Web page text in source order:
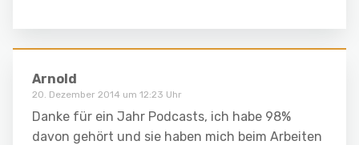
Arnold
20. Dezember 2014 um 12:23 Uhr
Danke für ein Jahr Podcasts, ich habe 98%
davon gehört und sie haben mich beim Arbeiten